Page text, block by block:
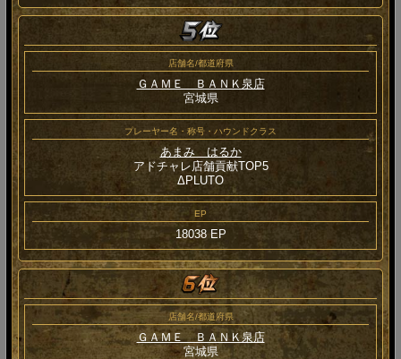
店舗名/都道府県
ＧＡＭＥ ＢＡＮＫ泉店
宮城県
プレーヤー名・称号・ハウンドクラス
あまみ はるか
アドチャレ店舗貢献TOP5
ΔPLUTO
EP
18038 EP
店舗名/都道府県
ＧＡＭＥ ＢＡＮＫ泉店
宮城県